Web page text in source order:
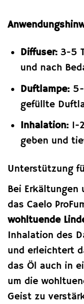
Diffuser:3-5
und nach
Duftlampe:5-
gefüllte
Inhalation:1-
geben und
Unterstützung
Bei Erkältungen
das Caelo
wohltuende
Inhalation des
und erleichtert
das Öl auch in
um die
Geist zu